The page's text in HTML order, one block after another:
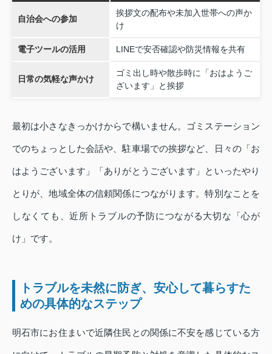
自治会への参加
挨拶文の配布や未加入世帯への声か
け
電子ツールの活用 LINEで安否確認や防災情報を共有
日常の気軽な声かけ
ゴミ出し時や散歩時に「おはようご
ざいます」と挨拶
最初は小さなきっかけからで構いません。ゴミステーション
でのちょっとした会話や、駐車場での挨拶など、日々の「お
はようございます」「ありがとうございます」といったやり
とりが、地域全体の信頼関係につながります。特別なことを
しなくても、近所トラブルの予防につながる大切な「心が
け」です。
トラブルを未然に防ぎ、安心して暮らすた
めの具体的なステップ
明石市にお住まいで近隣住民との関係に不安を感じている方